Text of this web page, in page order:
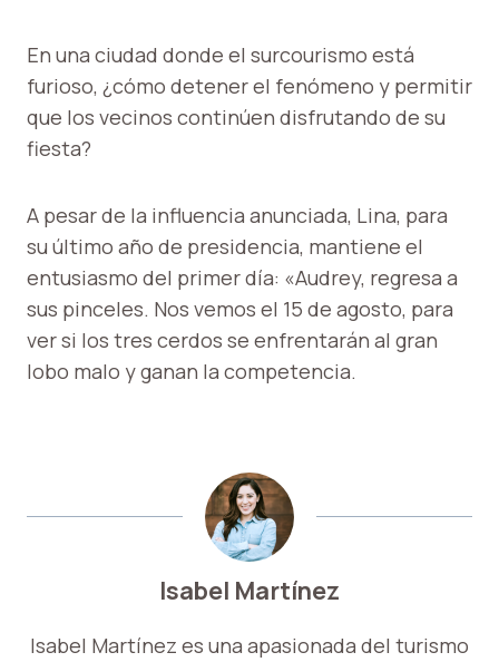
En una ciudad donde el surcourismo está
furioso, ¿cómo detener el fenómeno y permitir
que los vecinos continúen disfrutando de su
fiesta?
A pesar de la influencia anunciada, Lina, para
su último año de presidencia, mantiene el
entusiasmo del primer día: «Audrey, regresa a
sus pinceles. Nos vemos el 15 de agosto, para
ver si los tres cerdos se enfrentarán al gran
lobo malo y ganan la competencia.
Isabel Martínez
Isabel Martínez es una apasionada del turismo